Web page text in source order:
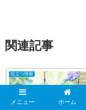
関連記事
役立つ情報
メニュー ホーム